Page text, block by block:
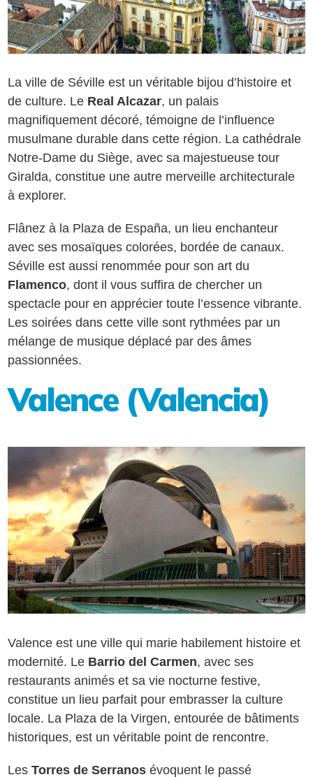
La ville de Séville est un véritable bijou d’histoire et
de culture. Le Real Alcazar, un palais
magnifiquement décoré, témoigne de l’influence
musulmane durable dans cette région. La cathédrale
Notre-Dame du Siège, avec sa majestueuse tour
Giralda, constitue une autre merveille architecturale
à explorer.
Flânez à la Plaza de España, un lieu enchanteur
avec ses mosaïques colorées, bordée de canaux.
Séville est aussi renommée pour son art du
Flamenco, dont il vous suffira de chercher un
spectacle pour en apprécier toute l’essence vibrante.
Les soirées dans cette ville sont rythmées par un
mélange de musique déplacé par des âmes
passionnées.
Valence (Valencia)
Valence est une ville qui marie habilement histoire et
modernité. Le Barrio del Carmen, avec ses
restaurants animés et sa vie nocturne festive,
constitue un lieu parfait pour embrasser la culture
locale. La Plaza de la Virgen, entourée de bâtiments
historiques, est un véritable point de rencontre.
LesTorres de Serranos évoquent le passé